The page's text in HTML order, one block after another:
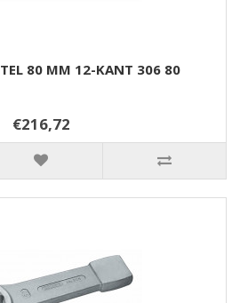
80 MM 12-KANT 306 80
€216,72